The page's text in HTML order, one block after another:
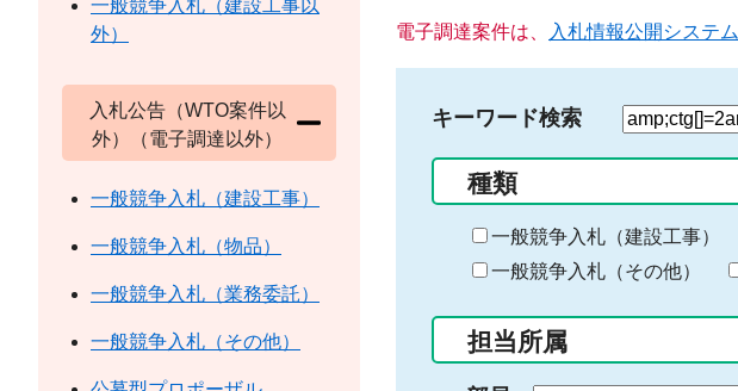
電子調達案件は、 入札情報公開システム
キーワード検索
検
る
キ
ー
ー
種類
一般競争入札（建設工事）
一般競争入札（その他）
担当所属
一般競争入札（建設工事以
外）
入札公告（WTO案件以
外）（電子調達以外）
一般競争入札（建設工事）
一般競争入札（物品）
一般競争入札（業務委託）
一般競争入札（その他）